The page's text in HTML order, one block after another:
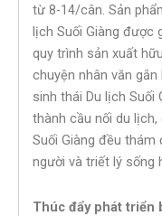
từ 8-14/cân. Sản
lịch Suối Giàng được
quy trình sản xuất
chuyện nhân văn
sinh thái Du lịch Suối
thành cầu nối du
Suối Giàng đều thám
người và triết lý sống
Thúc đẩy phát triển